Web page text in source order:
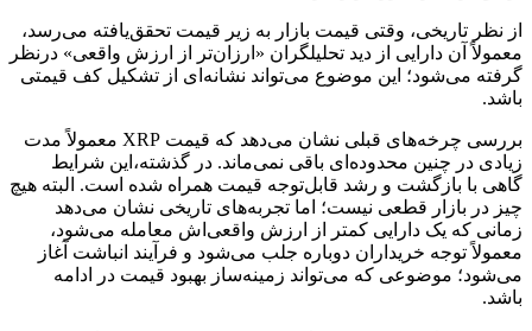
تاریخی، وقتی قیمت بازار به زیر قیمت تحقق‌یافته می‌رسد،
آن دارایی از دید تحلیلگران «ارزان‌تر از ارزش واقعی» درنظر
می‌شود؛ این موضوع می‌تواند نشانه‌ای از تشکیل کف قیمتی
بررسی چرخه‌های قبلی نشان می‌دهد که قیمت XRP معمولاً مدت
در چنین محدوده‌ای باقی نمی‌ماند. در گذشته،این شرایط
با بازگشت و رشد قابل‌توجه قیمت همراه شده است. البته هیچ
بازار قطعی نیست؛ اما تجربه‌های تاریخی نشان می‌دهد
که یک دارایی کمتر از ارزش واقعی‌اش معامله می‌شود،
توجه خریداران دوباره جلب می‌شود و فرآیند انباشت آغاز
موضوعی که می‌تواند زمینه‌ساز بهبود قیمت در ادامه